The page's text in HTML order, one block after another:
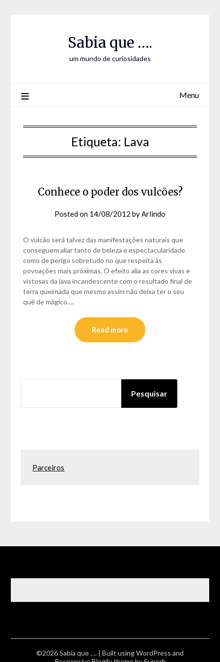
Sabia que ….
um mundo de curiosidades
Menu
Etiqueta: Lava
Conhece o poder dos vulcões?
Posted on 14/08/2012 byArlindo
O vulcão será talvez das manifestações naturais que
conseguem aliar tanto de beleza e espectacularidade
como de perigo sobretudo no que respeita às
povoações mais próximas. O efeito alia as cores vivas e
vistosas da lava incandescente com o resultado final de
terra queimada que mesmo assim não deixa ter o seu
quê de mágico….
Read more
Pesquisar
Parceiros
©2026 Sabia que …. | Built using WordPress and